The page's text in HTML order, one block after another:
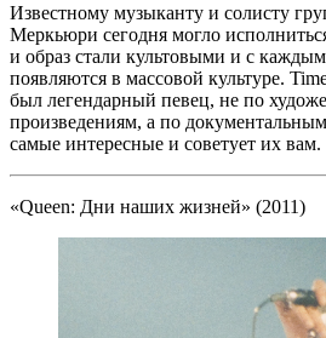
Известному музыканту и солисту
Меркьюри сегодня могло
и образ стали культовыми и с
появляются в массовой культуре.
был легендарный певец, не по
произведениям, а по
самые интересные и советует их вам.
«Queen: Дни наших жизней» (2011)